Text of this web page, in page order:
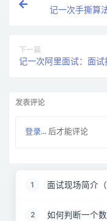
记一次手撕算
下一篇
记一次阿里面试：面
发表评论
登录... 后才能评论
1 面试现场简介（
2 如何判断一个